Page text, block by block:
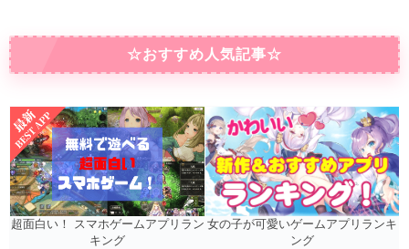
☆おすすめ人気記事☆
超面白い！ スマホゲームアプリラン
キング
女の子が可愛いゲームアプリランキ
ング